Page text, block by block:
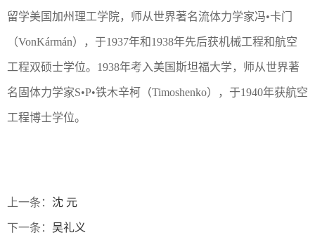
留学美国加州理工学院，师从世界著名流体力学家冯•卡门
（VonKármán），于1937年和1938年先后获机械工程和航空
工程双硕士学位。1938年考入美国斯坦福大学，师从世界著
名固体力学家S•P•铁木辛柯（Timoshenko），于1940年获航空
工程博士学位。
上一条： 沈 元
下一条： 吴礼义